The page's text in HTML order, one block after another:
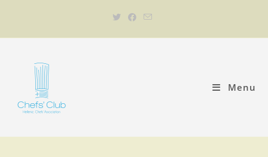
Menu